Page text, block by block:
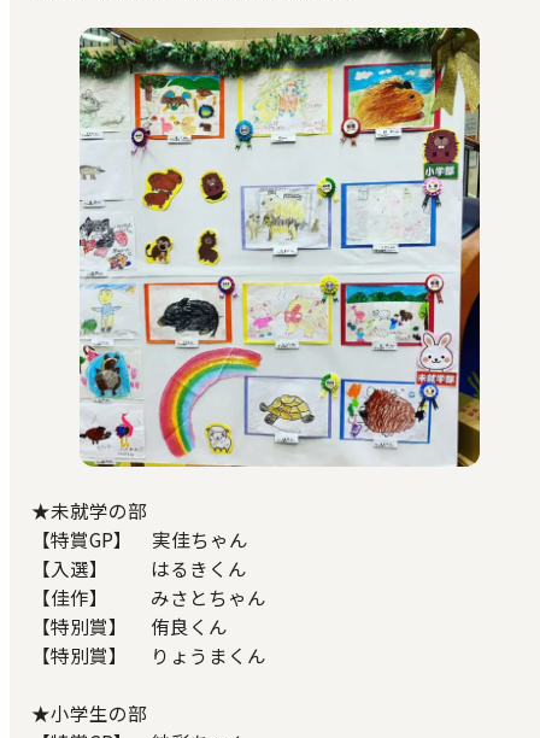
★未就学の部
【特賞GP】 実佳ちゃん
【入選】 はるきくん
【佳作】 みさとちゃん
【特別賞】 侑良くん
【特別賞】 りょうまくん
★小学生の部